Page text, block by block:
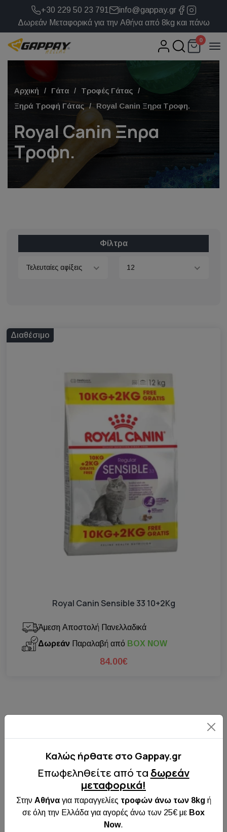
+30 229 50 23 791
info@gappay.gr
Δωρεάν Μεταφορικά για την Αθήνα από 8kg και πάνω
0
Αρχική Γάτα
Τροφές Γάτας
Ξηρά Τροφή Γάτας
Royal Canin Ξηρα Τροφη.
Royal Canin Ξηρα
Τροφη.
Φίλτρα
Τελευταίες αφίξεις 12
Διαθέσιμο
Royal Canin Sensible 33 10+2Kg
Άμεση Αποστολή Πανελλαδικά
Δωρεάν Παραλαβή από BOX NOW
84.00€
Καλώς ήρθατε στo Gappay.gr
Επωφεληθείτε από τα δωρεάν
μεταφορικά!
Στην Αθήνα για παραγγελίες τροφών άνω των 8kg ή
σε όλη την Ελλάδα για αγορές άνω των 25€ με Box
Now.